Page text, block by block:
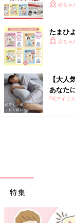
赤ちゃ
たまひ
赤ちゃ
【大
あなたに
PR(アイリ
特集